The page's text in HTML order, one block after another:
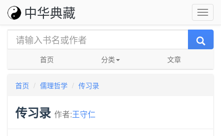
中华典藏
首页 分类 文章
首页 儒理哲学 传习录
传习录 作者:王守仁